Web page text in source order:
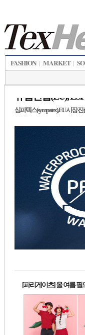
FASHION | MARKET |
유럽연합(EU),
심파텍스(sympatex), EU 시장
[파리게이츠] 올 여름 필